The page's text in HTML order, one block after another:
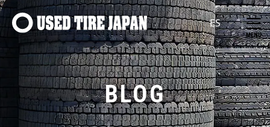
Navegación principal
BLOG